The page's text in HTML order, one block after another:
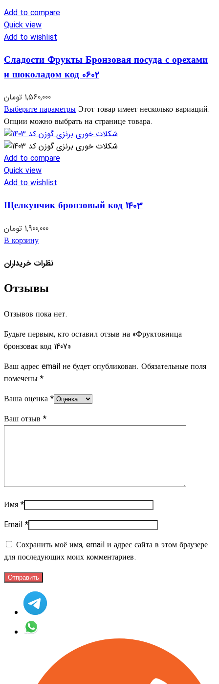
Add to compare
Quick view
Add to wishlist
Сладости Фрукты Бронзовая посуда с орехами
и шоколадом код 0602
1,560,000 تومان
Выберите параметры Этот товар имеет несколько вариаций.
Опции можно выбрать на странице товара.
Add to compare
Quick view
Add to wishlist
Щелкунчик бронзовый код 1403
1,900,000 تومان
В корзину
نظرات خریداران
Отзывы
Отзывов пока нет.
Будьте первым, кто оставил отзыв на «Фруктовница
бронзовая код 1407»
Ваш адрес email не будет опубликован. Обязательные поля
помечены *
Ваша оценка *
Ваш отзыв *
Имя *
Email *
Сохранить моё имя, email и адрес сайта в этом браузере
для последующих моих комментариев.